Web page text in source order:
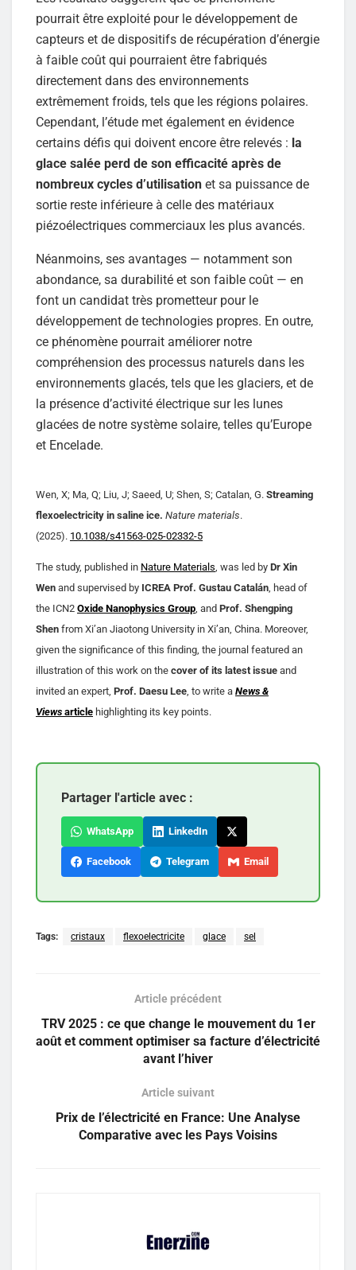
pourrait être exploité pour le développement de
capteurs et de dispositifs de récupération d’énergie
à faible coût qui pourraient être fabriqués
directement dans des environnements
extrêmement froids, tels que les régions polaires.
Cependant, l’étude met également en évidence
certains défis qui doivent encore être relevés : la
glace salée perd de son efficacité après de
nombreux cycles d’utilisation et sa puissance de
sortie reste inférieure à celle des matériaux
piézoélectriques commerciaux les plus avancés.
Néanmoins, ses avantages — notamment son
abondance, sa durabilité et son faible coût — en
font un candidat très prometteur pour le
développement de technologies propres. En outre,
ce phénomène pourrait améliorer notre
compréhension des processus naturels dans les
environnements glacés, tels que les glaciers, et de
la présence d’activité électrique sur les lunes
glacées de notre système solaire, telles qu’Europe
et Encelade.
Wen, X; Ma, Q; Liu, J; Saeed, U; Shen, S; Catalan, G. Streaming
flexoelectricity in saline ice. Nature materials.
(2025). 10.1038/s41563-025-02332-5
The study, published in Nature Materials , was led by Dr Xin
Wen and supervised by ICREA Prof. Gustau Catalán , head of
the ICN2 Oxide Nanophysics Group , and Prof. Shengping
Shen from Xi’an Jiaotong University in Xi’an, China. Moreover,
given the significance of this finding, the journal featured an
illustration of this work on the cover of its latest issue and
invited an expert, Prof. Daesu Lee , to write a News &
Views article highlighting its key points.
Partager l'article avec :
WhatsApp LinkedIn
Facebook Telegram Email
Tags: cristaux flexoelectricite glace sel
Article précédent
TRV 2025 : ce que change le mouvement du 1er
août et comment optimiser sa facture d’électricité
avant l’hiver
Article suivant
Prix de l’électricité en France: Une Analyse
Comparative avec les Pays Voisins